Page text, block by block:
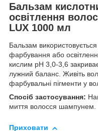
Бальзам
освітлення
LUX 1000 мл
Бальзам
фарбування або
кислим pH 3,0-3,6
лужний баланс. Живіть
фарбувальні пігменти у
Спосіб застосування:
миття волосся шампунем.
Приховати